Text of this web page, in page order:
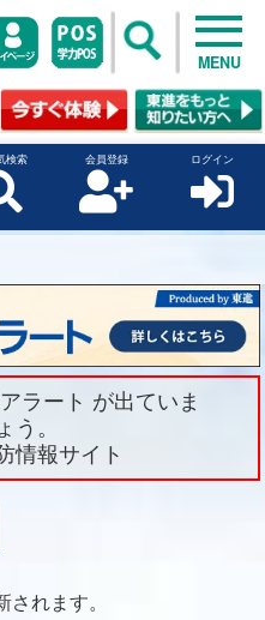
MENU
検索 会員登録 ログイン
ラート が出ていま
う。
情報サイト
されます。